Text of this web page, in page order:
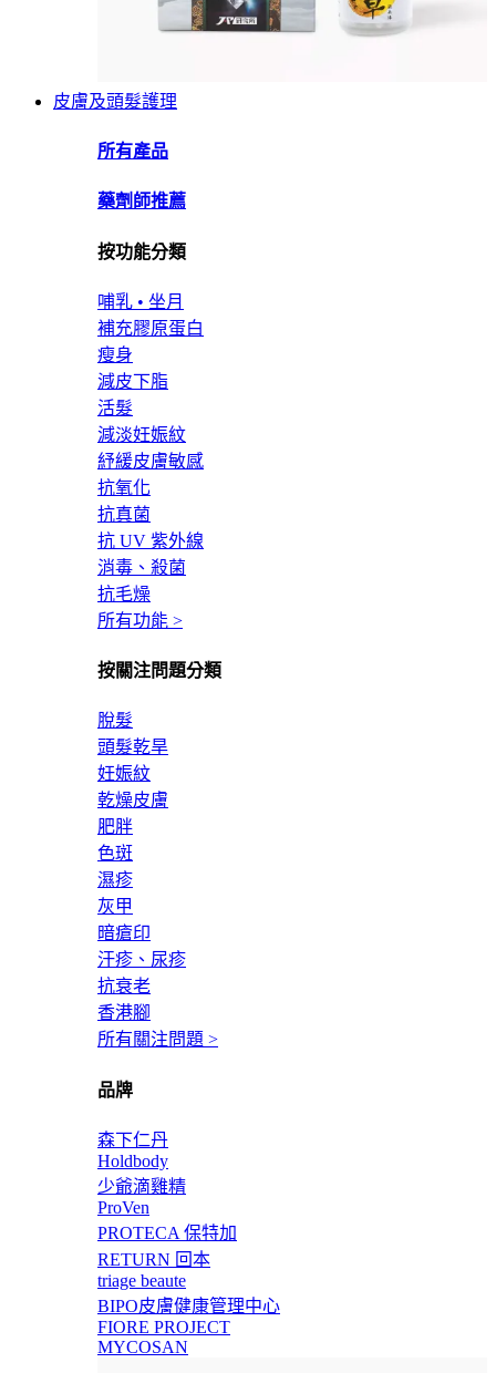
皮膚及頭髮護理
所有產品
藥劑師推薦
按功能分類
哺乳 • 坐月
補充膠原蛋白
瘦身
減皮下脂
活髮
減淡妊娠紋
紓緩皮膚敏感
抗氧化
抗真菌
抗 UV 紫外線
消毒、殺菌
抗毛燥
所有功能 >
按關注問題分類
脫髮
頭髮乾旱
妊娠紋
乾燥皮膚
肥胖
色斑
濕疹
灰甲
暗瘡印
汗疹、尿疹
抗衰老
香港腳
所有關注問題 >
品牌
森下仁丹
Holdbody
少爺滴雞精
ProVen
PROTECA 保特加
RETURN 回本
triage beaute
BIPO皮膚健康管理中心
FIORE PROJECT
MYCOSAN